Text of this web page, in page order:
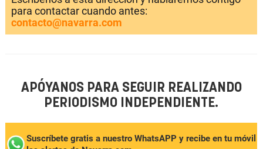
para contactar cuando antes:
contacto@navarra.com
APÓYANOS PARA SEGUIR REALIZANDO
PERIODISMO INDEPENDIENTE.
Suscríbete gratis a nuestro WhatsAPP y recibe en tu móvil